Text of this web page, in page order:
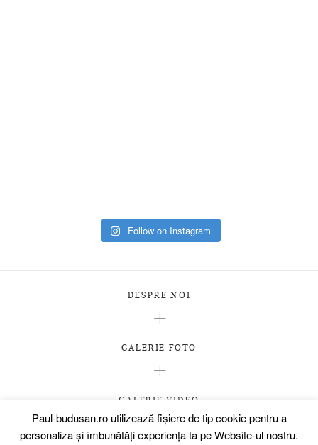
Follow on Instagram
DESPRE NOI
GALERIE FOTO
GALERIE VIDEO
PREMII
Paul-budusan.ro utilizează fişiere de tip cookie pentru a
personaliza și îmbunătăți experiența ta pe Website-ul nostru.